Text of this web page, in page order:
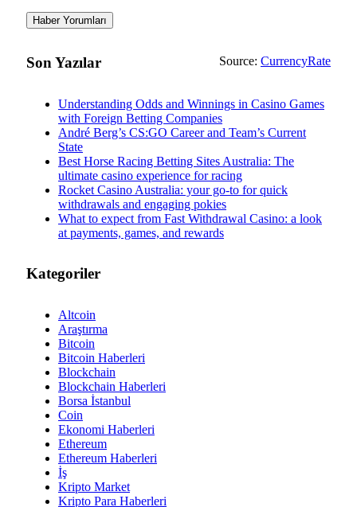
Source: CurrencyRate
Son Yazılar
Understanding Odds and Winnings in Casino Games
with Foreign Betting Companies
André Berg’s CS:GO Career and Team’s Current
State
Best Horse Racing Betting Sites Australia: The
ultimate casino experience for racing
Rocket Casino Australia: your go-to for quick
withdrawals and engaging pokies
What to expect from Fast Withdrawal Casino: a look
at payments, games, and rewards
Kategoriler
Altcoin
Araştırma
Bitcoin
Bitcoin Haberleri
Blockchain
Blockchain Haberleri
Borsa İstanbul
Coin
Ekonomi Haberleri
Ethereum
Ethereum Haberleri
İş
Kripto Market
Kripto Para Haberleri